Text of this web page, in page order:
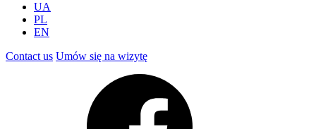
UA
PL
EN
Contact us Umów się na wizytę